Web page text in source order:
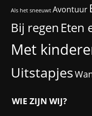
Als het sneeuwt Avontuur
Bij regen Eten
Met
Uitstapjes
WIE ZIJN WIJ?